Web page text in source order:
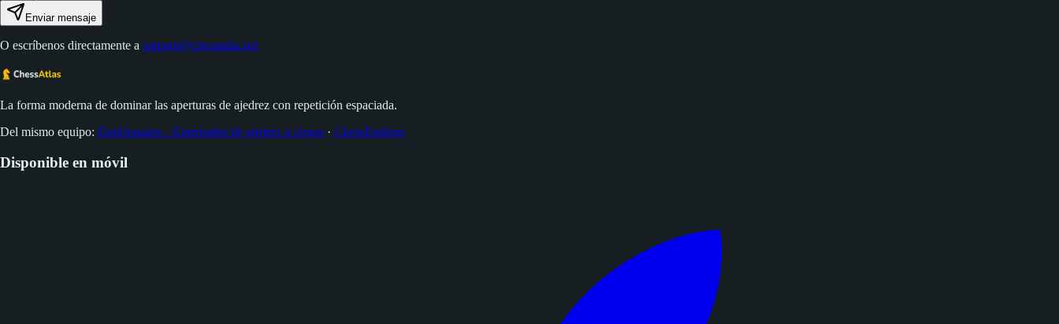
Enviar mensaje
O escríbenos directamente a support@chessatlas.net
La forma moderna de dominar las aperturas de ajedrez con repetición espaciada.
Del mismo equipo: DarkSquares - Entrenador de ajedrez a ciegas · ChessEndings
Disponible en móvil